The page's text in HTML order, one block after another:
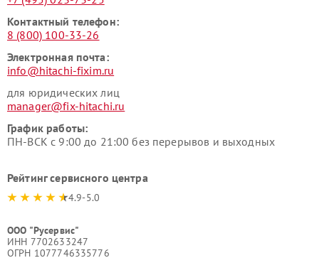
Контактный телефон:
8 (800) 100-33-26
Электронная почта:
info@hitachi-fixim.ru
для юридических лиц
manager@fix-hitachi.ru
График работы:
ПН-ВСК с 9:00 до 21:00 без перерывов и выходных
Рейтинг сервисного центра
4.9-5.0
ООО "Русервис"
ИНН 7702633247
ОГРН 1077746335776